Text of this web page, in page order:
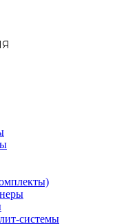
системы